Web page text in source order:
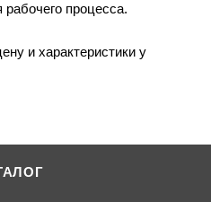
процесса.
и характеристики у